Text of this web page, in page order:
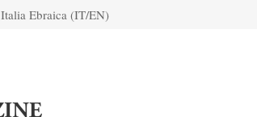
Italia Ebraica (IT/EN)